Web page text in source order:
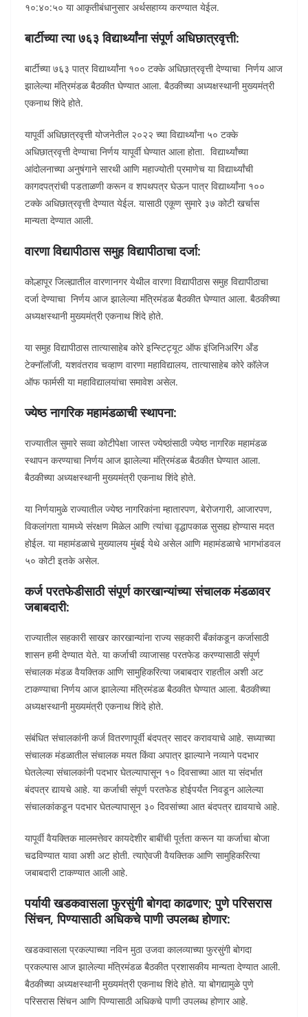
१०:४०:५० या आकृतीबंधानुसार अर्थसहाय्य करण्यात येईल.
बार्टीच्या त्या ७६३ विद्यार्थ्यांना संपूर्ण अधिछात्रवृत्ती:
बार्टीच्या ७६३ पात्र विद्यार्थ्यांना १०० टक्के अधिछात्रवृत्ती देण्याचा निर्णय आज
झालेल्या मंत्रिमंडळ बैठकीत घेण्यात आला. बैठकीच्या अध्यक्षस्थानी मुख्यमंत्री
एकनाथ शिंदे होते.
यापूर्वी अधिछात्रवृत्ती योजनेतील २०२२ च्या विद्यार्थ्यांना ५० टक्के
अधिछात्रवृत्ती देण्याचा निर्णय यापूर्वी घेण्यात आला होता. विद्यार्थ्यांच्या
आंदोलनाच्या अनुषंगाने सारथी आणि महाज्योती प्रमाणेच या विद्यार्थ्यांची
कागदपत्रांची पडताळणी करून व शपथपत्र घेऊन पात्र विद्यार्थ्यांना १००
टक्के अधिछात्रवृत्ती देण्यात येईल. यासाठी एकूण सुमारे ३७ कोटी खर्चास
मान्यता देण्यात आली.
वारणा विद्यापीठास समुह विद्यापीठाचा दर्जा:
कोल्हापूर जिल्ह्यातील वारणानगर येथील वारणा विद्यापीठास समुह विद्यापीठाचा
दर्जा देण्याचा निर्णय आज झालेल्या मंत्रिमंडळ बैठकीत घेण्यात आला. बैठकीच्या
अध्यक्षस्थानी मुख्यमंत्री एकनाथ शिंदे होते.
या समुह विद्यापीठास तात्यासाहेब कोरे इन्स्टिट्यूट ऑफ इंजिनिअरिंग अँड
टेक्नॉलॉजी, यशवंतराव चव्हाण वारणा महाविद्यालय, तात्यासाहेब कोरे कॉलेज
ऑफ फार्मसी या महाविद्यालयांचा समावेश असेल.
ज्येष्ठ नागरिक महामंडळाची स्थापना:
राज्यातील सुमारे सव्वा कोटीपेक्षा जास्त ज्येष्ठांसाठी ज्येष्ठ नागरिक महामंडळ
स्थापन करण्याचा निर्णय आज झालेल्या मंत्रिमंडळ बैठकीत घेण्यात आला.
बैठकीच्या अध्यक्षस्थानी मुख्यमंत्री एकनाथ शिंदे होते.
या निर्णयामुळे राज्यातील ज्येष्ठ नागरिकांना म्हातारपण, बेरोजगारी, आजारपण,
विकलांगता यामध्ये संरक्षण मिळेल आणि त्यांचा वृद्धापकाळ सुसह्य होण्यास मदत
होईल. या महामंडळाचे मुख्यालय मुंबई येथे असेल आणि महामंडळाचे भागभांडवल
५० कोटी इतके असेल.
कर्ज परतफेडीसाठी संपूर्ण कारखान्यांच्या संचालक मंडळावर
जबाबदारी:
राज्यातील सहकारी साखर कारखान्यांना राज्य सहकारी बँकांकडून कर्जासाठी
शासन हमी देण्यात येते. या कर्जाची व्याजासह परतफेड करण्यासाठी संपूर्ण
संचालक मंडळ वैयक्तिक आणि सामुहिकरित्या जबाबदार राहतील अशी अट
टाकण्याचा निर्णय आज झालेल्या मंत्रिमंडळ बैठकीत घेण्यात आला. बैठकीच्या
अध्यक्षस्थानी मुख्यमंत्री एकनाथ शिंदे होते.
संबंधित संचालकांनी कर्ज वितरणापूर्वी बंदपत्र सादर करावयाचे आहे. सध्याच्या
संचालक मंडळातील संचालक मयत किंवा अपात्र झाल्याने नव्याने पदभार
घेतलेल्या संचालकांनी पदभार घेतल्यापासून १० दिवसाच्या आत या संदर्भात
बंदपत्र द्यायचे आहे. या कर्जाची संपूर्ण परतफेड होईपर्यंत निवडून आलेल्या
संचालकांकडून पदभार घेतल्यापासून ३० दिवसांच्या आत बंदपत्र द्यावयाचे आहे.
यापूर्वी वैयक्तिक मालमत्तेवर कायदेशीर बाबींची पूर्तता करून या कर्जाचा बोजा
चढविण्यात यावा अशी अट होती. त्याऐवजी वैयक्तिक आणि सामुहिकरित्या
जबाबदारी टाकण्यात आली आहे.
पर्यायी खडकवासला फुरसुंगी बोगदा काढणार;पुणे परिसरास
सिंचन, पिण्यासाठी अधिकचे पाणी उपलब्ध होणार:
खडकवासला प्रकल्पाच्या नविन मुठा उजवा कालव्याच्या फुरसुंगी बोगदा
प्रकल्पास आज झालेल्या मंत्रिमंडळ बैठकीत प्रशासकीय मान्यता देण्यात आली.
बैठकीच्या अध्यक्षस्थानी मुख्यमंत्री एकनाथ शिंदे होते. या बोगद्यामुळे पुणे
परिसरास सिंचन आणि पिण्यासाठी अधिकचे पाणी उपलब्ध होणार आहे.